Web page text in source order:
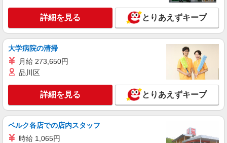
派遣社員 紹介予定派遣
株式会社シエロ
ソフトバンクイベントスタッフ
時給2000円〜 ※残業代支給 ★交通費別途支給
+゜ 入社祝い金10万円支給(規定有) お友達を紹介
い・週払い可能（規程有）★ ゜・。○。・゜
+゜・。○。・゜+゜
キープ 詳細を見る
派遣社員 紹介予定派遣
株式会社シエロ
9月から始める【楽天モバイル】の店舗スタッ
詳細を見る とりあえずキープ
大学病院の清掃
月給 273,650円
品川区
詳細を見る とりあえずキープ
ベルク各店での店内スタッフ
時給 1,065円